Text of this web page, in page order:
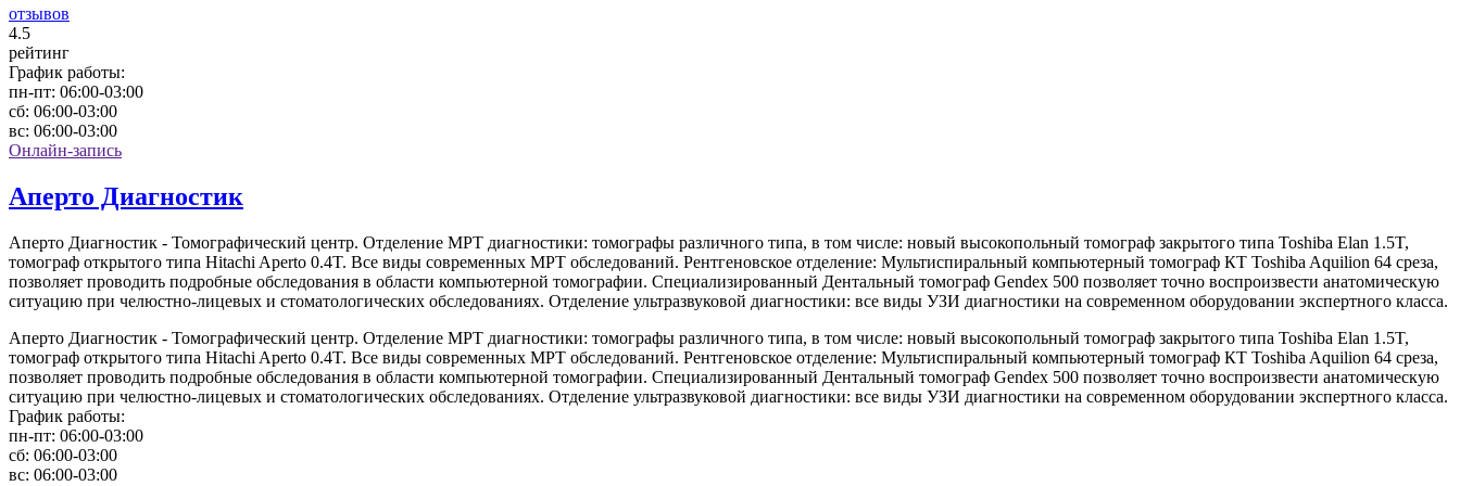
отзывов
4.5
рейтинг
График работы:
пн-пт: 06:00-03:00
сб: 06:00-03:00
вс: 06:00-03:00
Онлайн-запись
Аперто Диагностик
Аперто Диагностик - Томографический центр. Отделение МРТ диагностики: томографы различного типа, в том числе: новый высокопольный томограф закрытого типа Toshiba Elan 1.5T,
томограф открытого типа Hitachi Aperto 0.4T. Все виды современных МРТ обследований. Рентгеновское отделение: Мультиспиральный компьютерный томограф КТ Toshiba Aquilion 64 среза,
позволяет проводить подробные обследования в области компьютерной томографии. Специализированный Дентальный томограф Gendex 500 позволяет точно воспроизвести анатомическую
ситуацию при челюстно-лицевых и стоматологических обследованиях. Отделение ультразвуковой диагностики: все виды УЗИ диагностики на современном оборудовании экспертного класса.
Аперто Диагностик - Томографический центр. Отделение МРТ диагностики: томографы различного типа, в том числе: новый высокопольный томограф закрытого типа Toshiba Elan 1.5T,
томограф открытого типа Hitachi Aperto 0.4T. Все виды современных МРТ обследований. Рентгеновское отделение: Мультиспиральный компьютерный томограф КТ Toshiba Aquilion 64 среза,
позволяет проводить подробные обследования в области компьютерной томографии. Специализированный Дентальный томограф Gendex 500 позволяет точно воспроизвести анатомическую
ситуацию при челюстно-лицевых и стоматологических обследованиях. Отделение ультразвуковой диагностики: все виды УЗИ диагностики на современном оборудовании экспертного класса.
График работы:
пн-пт: 06:00-03:00
сб: 06:00-03:00
вс: 06:00-03:00